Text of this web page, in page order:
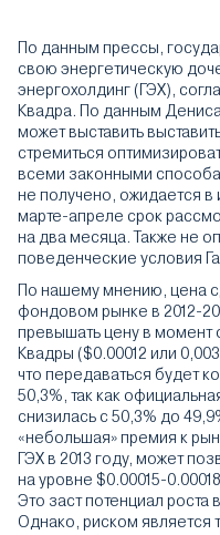
По данным прессы,
свою энергетическую
энергохолдинг (ГЭХ),
Квадра. По данным
может выставить
стремиться
всеми законными
не получено, ожидается в
марте-апреле срок
на два месяца. Также не
поведенческие условия
По нашему мнению, цена
фондовом рынке в 2012-
превышать цену в момент
Квадры ($0.00012 или
что передаваться будет
50,3%, так как
снизилась с 50,3% до
«небольшая» премия к
ГЭХ в 2013 году, может
на уровне $0.00015-
Это заст потенциал роста
Однако, риском является